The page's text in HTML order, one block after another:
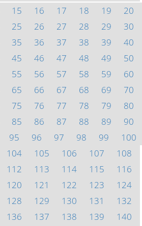
15 16 17 18 19
20
25 26 27 28 29
30
35 36 37 38 39
40
45 46 47 48 49
50
55 56 57 58 59
60
65 66 67 68 69
70
75 76 77 78 79
80
85 86 87 88 89
90
95 96 97 98 99
100
104 105 106 107
108
112 113 114 115
116
120 121 122 123
124
128 129 130 131
132
136 137 138 139
140